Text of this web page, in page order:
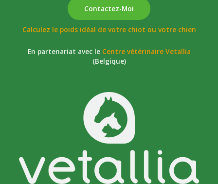
Contactez-Moi
Calculez le poids idéal de votre chiot ou votre chien
En partenariat avec le Centre vétérinaire Vetallia
(Belgique)